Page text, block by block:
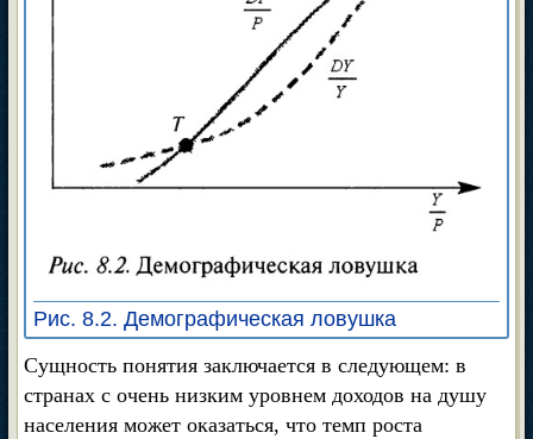
Рис. 8.2. Демографическая ловушка
Сущность понятия заключается в следующем: в
странах с очень низким уровнем доходов на душу
населения может оказаться, что темп роста